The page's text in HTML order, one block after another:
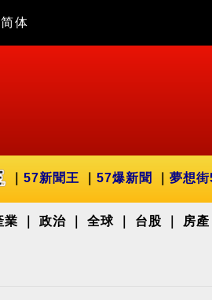
简体
57新聞王 57爆新聞 夢想
業 政治 全球 台股 房產